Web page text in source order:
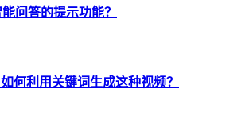
问答的提示功能？
何利用关键词生成这种视频？